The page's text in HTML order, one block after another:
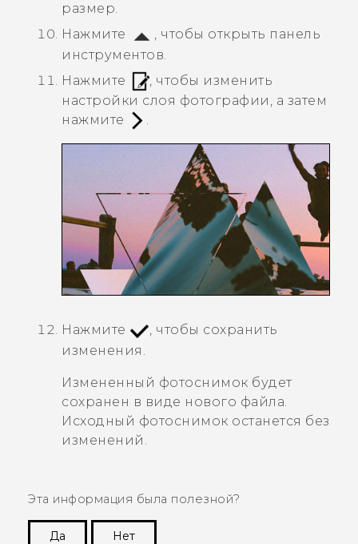
размер.
Нажмите
, чтобы открыть панель
инструментов.
Нажмите
, чтобы изменить
настройки слоя фотографии, а затем
нажмите
.
Нажмите
, чтобы сохранить
изменения.
Измененный фотоснимок будет
сохранен в виде нового файла.
Исходный фотоснимок останется без
изменений.
Эта информация была полезной?
Да
Нет